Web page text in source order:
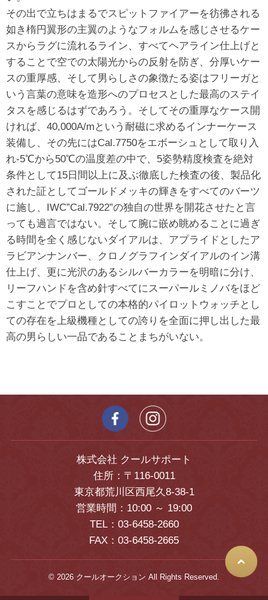
その出で立ちはまるでスピットファイアーを彷彿される
如き楕円翼形の主翼のようなフォルムを感じさせるケー
スからラグに流れるライン、すべてヘアライン仕上げと
することで空での太陽光からの反射を防ぎ、分厚いケー
スの重厚感、そして男らしさの象徴たる姿はフリーガと
いう言葉の意味を造形へのプロセスとした最高のステイ
タスを感じるはずであろう。そしてその重厚なケース開
ければ、40,000A/mという耐磁に求めるインナーケース
装備し、その先にはCal.7750をエボーシュとして取り入
れ-5℃から50℃の温度差の中で、5姿勢精度検査を絶対
条件として15日間以上に及ぶ徹底した検査の後、製品化
された証としてゴールドメッキの輝きをすべてのバーツ
に施し、IWC”Cal.7922”の独自の世界を開花させたと言
っても過言ではない。そして腕に嵌め眺めることに過ぎ
る時間を全く感じないダイアルは、アプライドとしたア
ラビアンナンバー、クロノグラフインダイアルのイン溝
仕上げ、更に光沢のあるシルバーカラーを明暗に分け、
リーフハンドを含め針すべてにスーパールミノバをほど
こすことでプロとしての本格的パイロットウォッチとし
ての存在を上級機種としての誇りを全面に押し出した最
高の男らしい一品であることまちがいない。
株式会社 クールサポート
住所：〒116-0011
東京都荒川区西尾久8-38-1
営業時間：10:00 ～ 19:00
TEL：03-6458-2660
FAX：03-6458-2665
© 2026 クールオークション All Rights Reserved.